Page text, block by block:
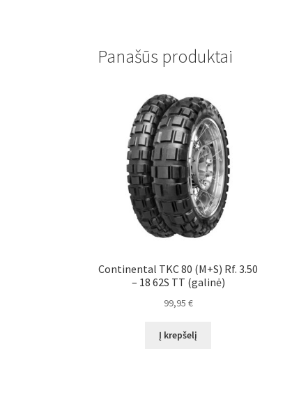
Panašūs produktai
Continental TKC 80 (M+S) Rf. 3.50
– 18 62S TT (galinė)
99,95 €
Į krepšelį